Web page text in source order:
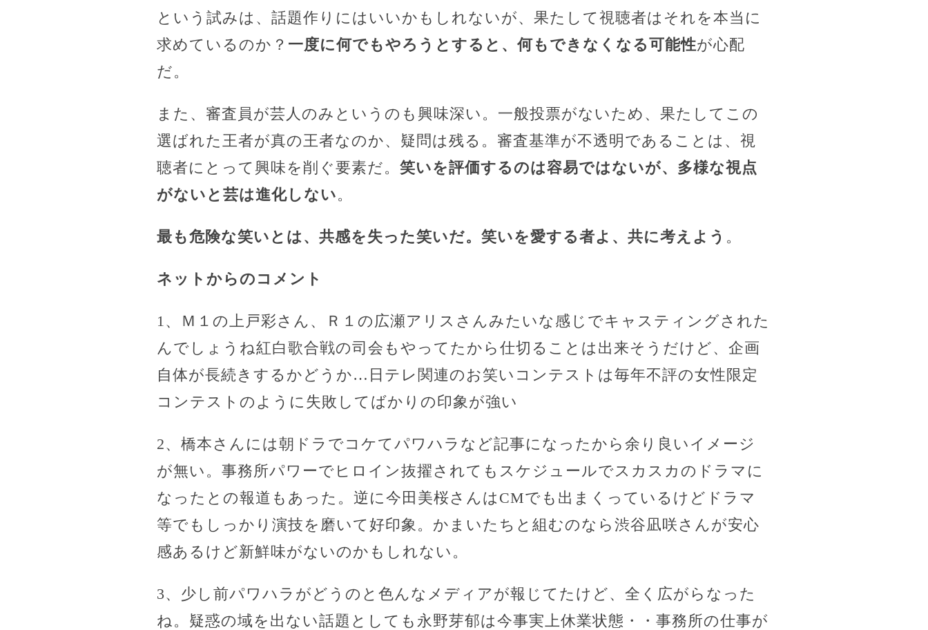
という試みは、話題作りにはいいかもしれないが、果たして視聴者はそれを本当に
求めているのか？ 一度に何でもやろうとすると、何もできなくなる可能性が心配
だ。
また、審査員が芸人のみというのも興味深い。一般投票がないため、果たしてこの
選ばれた王者が真の王者なのか、疑問は残る。審査基準が不透明であることは、視
聴者にとって興味を削ぐ要素だ。 笑いを評価するのは容易ではないが、多様な視点
がないと芸は進化しない。
最も危険な笑いとは、共感を失った笑いだ。笑いを愛する者よ、共に考えよう 。
ネットからのコメント
1、Ｍ１の上戸彩さん、Ｒ１の広瀬アリスさんみたいな感じでキャスティングされた
んでしょうね紅白歌合戦の司会もやってたから仕切ることは出来そうだけど、企画
自体が長続きするかどうか…日テレ関連のお笑いコンテストは毎年不評の女性限定
コンテストのように失敗してばかりの印象が強い
2、橋本さんには朝ドラでコケてパワハラなど記事になったから余り良いイメージ
が無い。事務所パワーでヒロイン抜擢されてもスケジュールでスカスカのドラマに
なったとの報道もあった。逆に今田美桜さんはCMでも出まくっているけどドラマ
等でもしっかり演技を磨いて好印象。かまいたちと組むのなら渋谷凪咲さんが安心
感あるけど新鮮味がないのかもしれない。
3、少し前パワハラがどうのと色んなメディアが報じてたけど、全く広がらなった
ね。疑惑の域を出ない話題としても永野芽郁は今事実上休業状態・・事務所の仕事が